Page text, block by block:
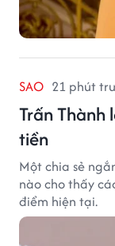
SAO 21 phút
Trấn Thành
tiền
Một chia sẻ
nào cho thấy
điểm hiện tại.